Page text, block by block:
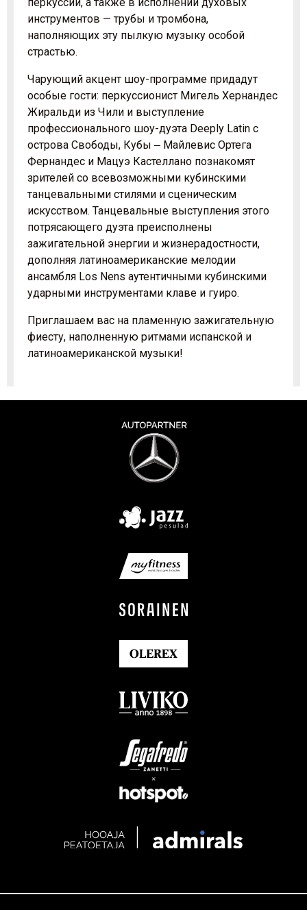
инструментов — трубы и тромбона,
наполняющих эту пылкую музыку особой
страстью.
Чарующий акцент шоу-программе придадут
особые гости: перкуссионист Мигель Хернандес
Жиральди из Чили и выступление
профессионального шоу-дуэта Deeply Latin с
острова Свободы, Кубы ‒ Майлевис Ортега
Фернандес и Мацуэ Кастеллано познакомят
зрителей со всевозможными кубинскими
танцевальными стилями и сценическим
искусством. Танцевальные выступления этого
потрясающего дуэта преисполнены
зажигательной энергии и жизнерадостности,
дополняя латиноамериканские мелодии
ансамбля Los Nens аутентичными кубинскими
ударными инструментами клаве и гуиро.
Приглашаем вас на пламенную зажигательную
фиесту, наполненную ритмами испанской и
латиноамериканской музыки!